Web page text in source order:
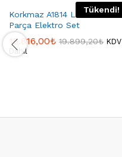
Tükendi!
Korkmaz A1814 Lavanta 14
Parça Elektro Set
18.816,00₺ 19.899,20₺ KDV
Dahil